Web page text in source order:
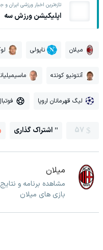
تازه‌ترین اخبار ورزشی ایران و
اپلیکیشن ورزش سه
میلان ناپولی
آنتونیو کونته
لیگ قهرمانان اروپا
57 اشتراک گذاری
میلان
مشاهده برنامه و
بازی های میلان